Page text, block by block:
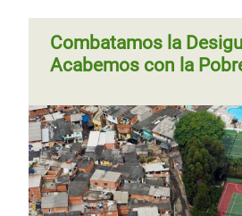
Combatamos la
Acabemos con la